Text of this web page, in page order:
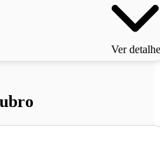
Ver